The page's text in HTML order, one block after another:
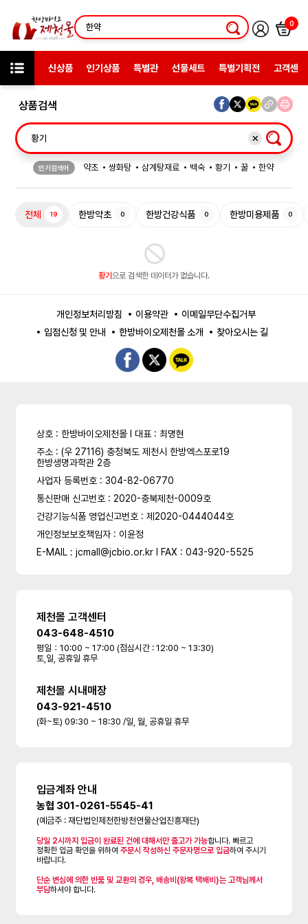
0
신상품 인기상품 특별관 선물세트 특별기획전 고객센터
상품검색
인기검색어 약초 쌍화탕 삼계탕재료 백숙 황기 꿀
한약
전체 19 한방약초 0 한방건강식품 0 한방미용제품 0
황기으로 검색한 데이터가 없습니다.
개인정보처리방침 이용약관
이메일무단수집거부
입점신청 및 안내
한방바이오제천몰 소개 찾아오시는 길
상호 : 한방바이오제천몰 l 대표 : 최명현
주소 : (우 27116) 충청북도 제천시 한방엑스포로19
한방생명과학관 2층
사업자 등록번호 : 304-82-06770
통신판매 신고번호 : 2020-충북제천-0009호
건강기능식품 영업신고번호 : 제2020-0444044호
개인정보보호책임자 : 이윤정
E-MAIL : jcmall@jcbio.or.kr l FAX : 043-920-5525
제천몰 고객센터
043-648-4510
평일：10:00 ~ 17:00 (점심시간 : 12:00 ~ 13:30)
토,일, 공휴일 휴무
제천몰 시내매장
043-921-4510
(화~토) 09:30 ~ 18:30 /일, 월, 공휴일 휴무
입금계좌 안내
농협 301-0261-5545-41
(예금주 : 재단법인제천한방천연물산업진흥재단)
당일 2시까지 입금이 완료된 건에 대해서만 출고가 가능합니다. 빠르고
정확한 입금 확인을 위하여주문시 작성하신 주문자명으로 입금하여 주시기
바랍니다.
단순 변심에 의한 반품 및 교환의 경우, 배송비(왕복 택배비)는 고객님께서
부담하셔야 합니다.